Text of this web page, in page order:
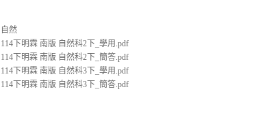
自然
114下明霖 南版 自然科2下_學用.pdf
114下明霖 南版 自然科2下_簡答.pdf
114下明霖 南版 自然科3下_學用.pdf
114下明霖 南版 自然科3下_簡答.pdf